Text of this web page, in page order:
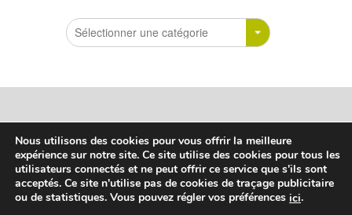
Sharetreuse © Tous droits réservés
Nous utilisons des cookies pour vous offrir la meilleure
expérience sur notre site. Ce site utilise des cookies pour tous les
utilisateurs connectés et ne peut offrir ce service que s'ils sont
acceptés. Ce site n'utilise pas de cookies de traçage publicitaire
ou de statistiques. Vous pouvez régler vos préférences ici.